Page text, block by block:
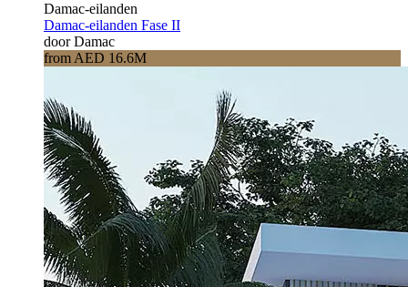
Damac-eilanden
Damac-eilanden Fase II
door Damac
from AED 16.6M